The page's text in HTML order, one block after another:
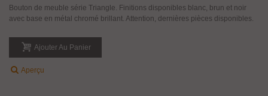
Bouton de meuble série Triangle. Finitions disponibles blanc, brun et noir
avec base en métal chromé brillant. Attention, dernières pièces disponibles.
Ajouter Au Panier
Aperçu